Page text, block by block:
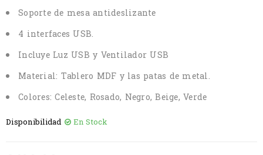
Soporte de mesa antideslizante
4 interfaces USB.
Incluye Luz USB y Ventilador USB
Material: Tablero MDF y las patas de metal.
Colores: Celeste, Rosado, Negro, Beige, Verde
Disponibilidad En Stock